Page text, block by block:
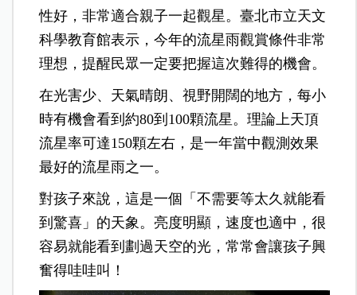
性好，非常適合親子一起觀星。臺北市立天文
科學教育館表示，今年的流星雨觀賞條件非常
理想，提醒民眾一定要把握這次難得的機會。
在光害少、天氣晴朗、視野開闊的地方，每小
時有機會看到約80到100顆流星。理論上天頂
流星率可達150顆左右，是一年當中觀測效果
最好的流星雨之一。
對孩子來說，這是一個「不需要等太久就能看
到驚喜」的天象。亮度明顯，速度也適中，很
容易就能看到劃過天空的光，常常會讓孩子興
奮得哇哇叫！